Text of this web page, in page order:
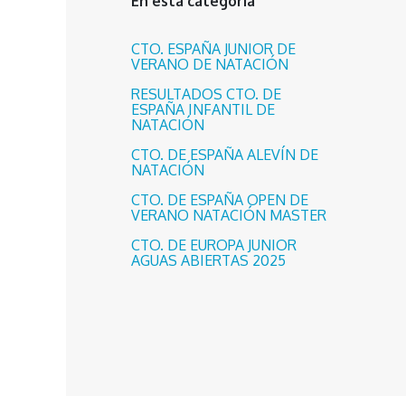
CTO. ESPAÑA JUNIOR DE
VERANO DE NATACIÓN
RESULTADOS CTO. DE
ESPAÑA INFANTIL DE
NATACIÓN
CTO. DE ESPAÑA ALEVÍN DE
NATACIÓN
CTO. DE ESPAÑA OPEN DE
VERANO NATACIÓN MASTER
CTO. DE EUROPA JUNIOR
AGUAS ABIERTAS 2025